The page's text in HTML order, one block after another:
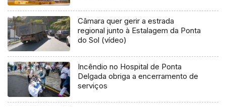
Câmara quer gerir a estrada
regional junto à Estalagem da Ponta
do Sol (vídeo)
Incêndio no Hospital de Ponta
Delgada obriga a encerramento de
serviços